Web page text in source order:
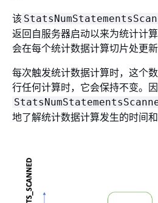
该
返回自服务器启动以来为统计计
会在每个统计数据计算切片处更新
每次触发统计数据计算时，这个
行任何计算时，它会保持不变。
地了解统计数据计算发生的时间和